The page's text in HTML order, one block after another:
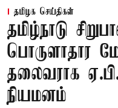
தமிழக செய்திகள்
தமிழ்நாடு
பொருளாதார
தலைவராக
நியமனம்